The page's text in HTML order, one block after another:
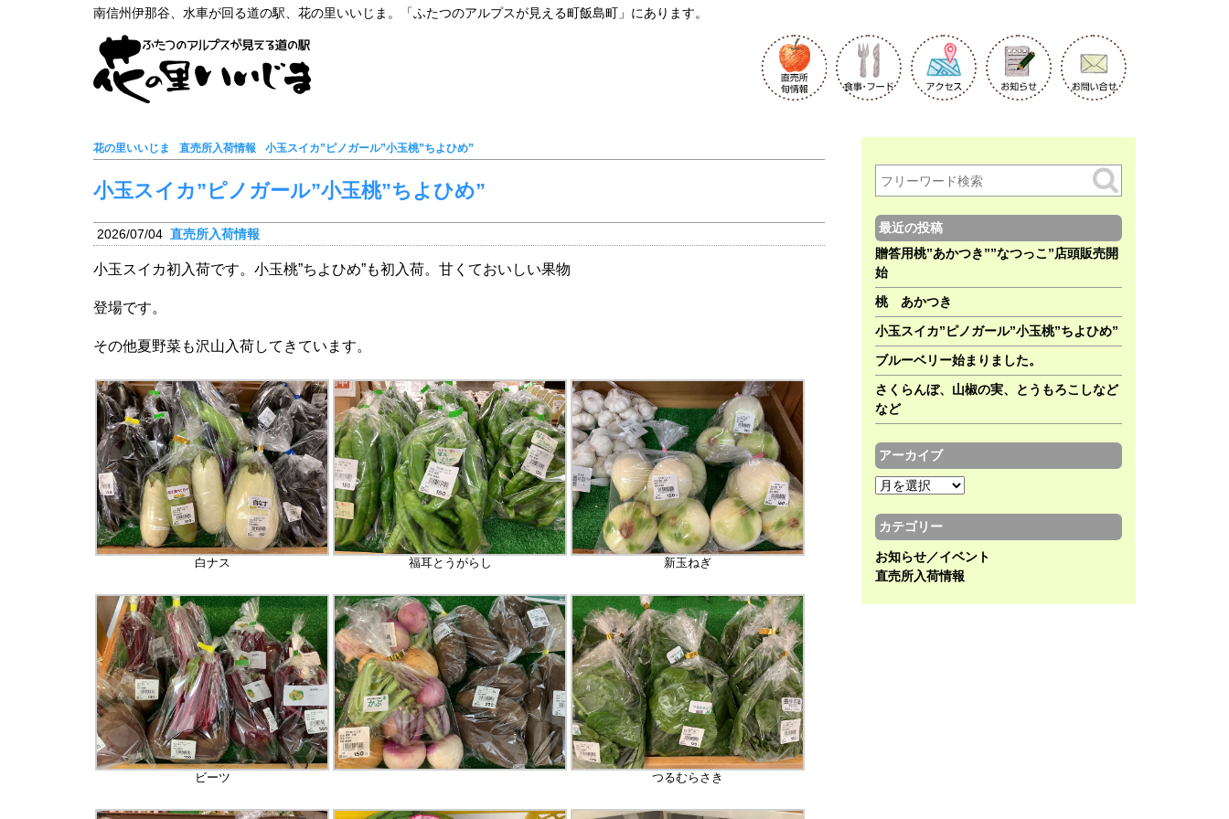
南信州伊那谷、水車が回る道の駅、花の里いいじま。「ふたつのアルプスが見える町飯島町」にあります。
花の里いいじま 直売所入荷情報 小玉スイカ”ピノガール”小玉桃”ちよひめ”
小玉スイカ”ピノガール”小玉桃”ちよひめ”
2026/07/04 直売所入荷情報
小玉スイカ初入荷です。小玉桃”ちよひめ”も初入荷。甘くておいしい果物
登場です。
その他夏野菜も沢山入荷してきています。
白ナス 福耳とうがらし 新玉ねぎ
ビーツ つるむらさき
最近の投稿
贈答用桃”あかつき””なつっこ”店頭販売開
始
桃 あかつき
小玉スイカ”ピノガール”小玉桃”ちよひめ”
ブルーベリー始まりました。
さくらんぼ、山椒の実、とうもろこしなど
など
アーカイブ
ア
カ
イ
ブ
カテゴリー
お知らせ／イベント
直売所入荷情報